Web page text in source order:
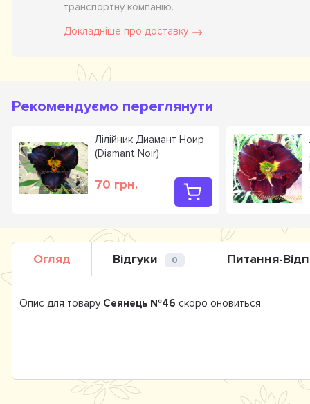
транспортну компанію.
Докладніше про доставку
Рекомендуємо переглянути
Лілійник Диамант Ноир
(Diamant Noir)
70 грн.
Огляд Відгуки 0 Питання-
Опис для товару Сеянець №46 скоро оновиться